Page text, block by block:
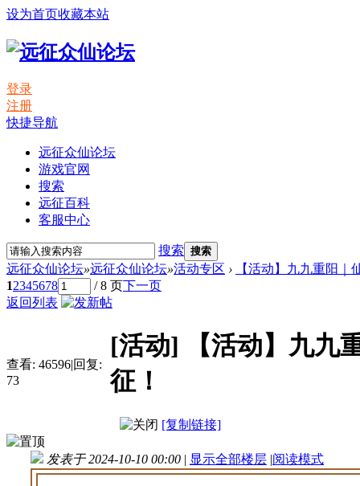
设为首页收藏本站
登录
注册
快捷导航
远征众仙论坛
游戏官网
搜索
远征百科
客服中心
搜索 搜索
远征众仙论坛»远征众仙论坛»活动专区 ›
【活动】九九重阳｜
12345678 / 8 页下一页
返回列表
查看: 46596|回复:
73
[活动]
【活动】九九
征！
[复制链接]
发表于 2024-10-10 00:00 | 显示全部楼层 |阅读模式